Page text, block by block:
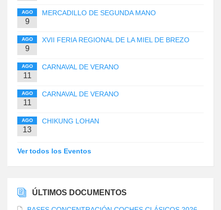
AGO
9
MERCADILLO DE SEGUNDA MANO
AGO
9
XVII FERIA REGIONAL DE LA MIEL DE BREZO
AGO
11
CARNAVAL DE VERANO
AGO
11
CARNAVAL DE VERANO
AGO
13
CHIKUNG LOHAN
Ver todos los Eventos
ÚLTIMOS DOCUMENTOS